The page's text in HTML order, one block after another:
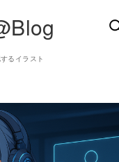
るイラスト